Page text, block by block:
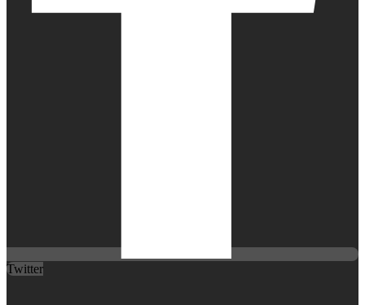
Twitter